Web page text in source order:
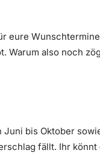
eure
also noch
bis Oktober
fällt. Ihr